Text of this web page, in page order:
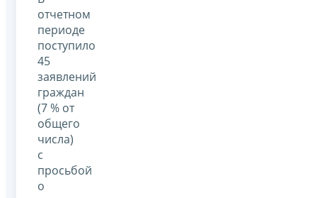
отчетном
периоде
поступило
45
заявлений
граждан
(7 % от
общего
числа)
с
просьбой
о